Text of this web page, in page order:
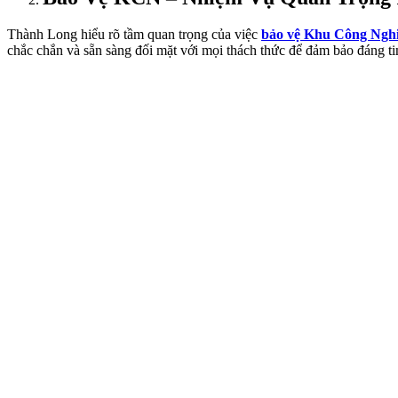
Thành Long hiểu rõ tầm quan trọng của việc bảo vệ Khu Công
chắc chắn và sẵn sàng đối mặt với mọi thách thức để đảm bảo đáng